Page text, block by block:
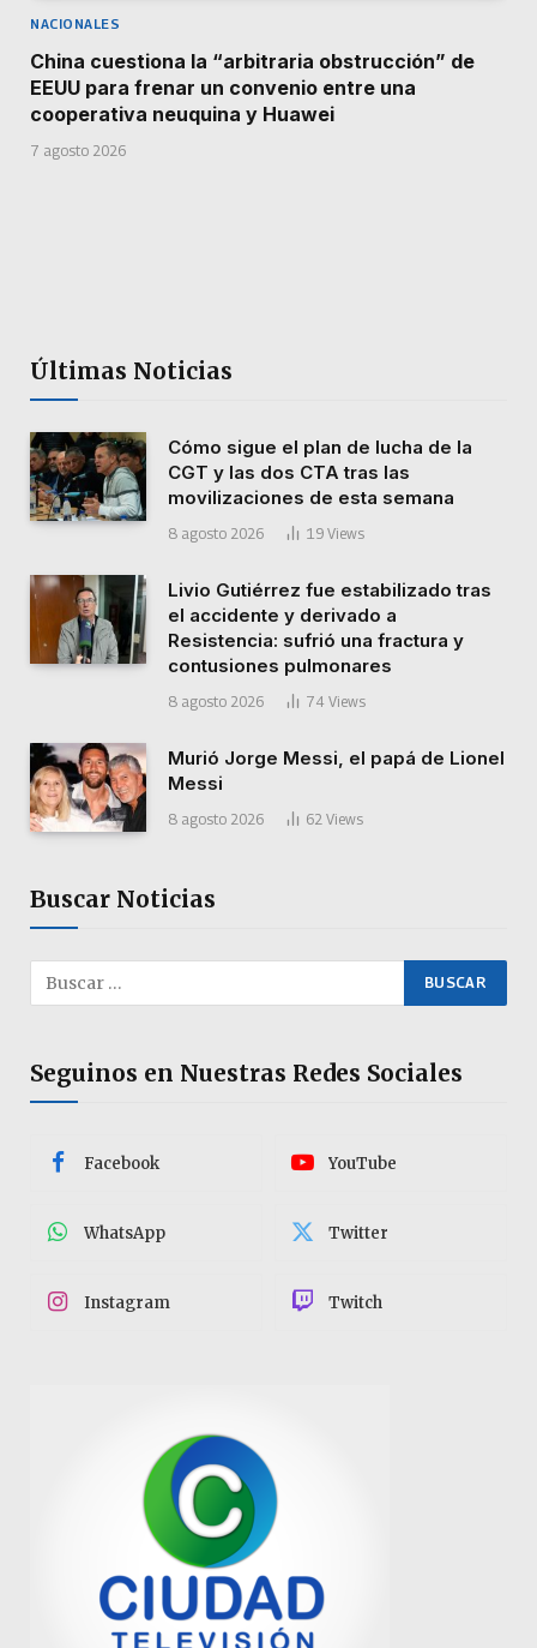
NACIONALES
China cuestiona la “arbitraria obstrucción” de
EEUU para frenar un convenio entre una
cooperativa neuquina y Huawei
7 agosto 2026
Últimas Noticias
Cómo sigue el plan de lucha de la
CGT y las dos CTA tras las
movilizaciones de esta semana
8 agosto 2026 19 Views
Livio Gutiérrez fue estabilizado tras
el accidente y derivado a
Resistencia: sufrió una fractura y
contusiones pulmonares
8 agosto 2026 74 Views
Murió Jorge Messi, el papá de Lionel
Messi
8 agosto 2026 62 Views
Buscar Noticias
Seguinos en Nuestras Redes Sociales
Facebook YouTube
WhatsApp Twitter
Instagram Twitch